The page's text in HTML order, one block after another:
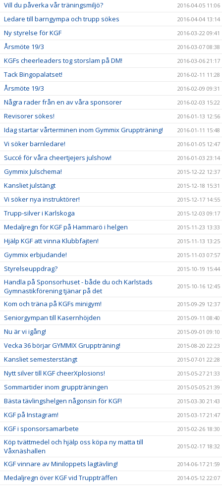
Vill du påverka vår träningsmiljö? 2016-04-05 11:06
Ledare till barngympa och trupp sökes 2016-04-04 13:14
Ny styrelse för KGF 2016-03-22 09:41
Årsmöte 19/3 2016-03-07 08:38
KGFs cheerleaders tog storslam på DM! 2016-03-06 21:17
Tack Bingopalatset! 2016-02-11 11:28
Årsmöte 19/3 2016-02-09 09:31
Några rader från en av våra sponsorer 2016-02-03 15:22
Revisorer sökes! 2016-01-13 12:56
Idag startar vårterminen inom Gymmix Gruppträning! 2016-01-11 15:48
Vi söker barnledare! 2016-01-05 12:47
Succé för våra cheertjejers julshow! 2016-01-03 23:14
Gymmix Julschema! 2015-12-22 12:37
Kansliet julstängt 2015-12-18 15:31
Vi söker nya instruktörer! 2015-12-17 14:55
Trupp-silver i Karlskoga 2015-12-03 09:17
Medaljregn för KGF på Hammarö i helgen 2015-11-23 13:33
Hjälp KGF att vinna Klubbfajten! 2015-11-13 13:25
Gymmix erbjudande! 2015-11-03 07:57
Styrelseuppdrag? 2015-10-19 15:44
Handla på Sponsorhuset - både du och Karlstads
Gymnastikförening tjänar på det
2015-10-16 12:45
Kom och träna på KGFs minigym! 2015-09-29 12:37
Seniorgympan till Kasernhöjden 2015-09-11 08:40
Nu är vi igång! 2015-09-01 09:10
Vecka 36 börjar GYMMIX Gruppträning! 2015-08-20 22:23
Kansliet semesterstängt 2015-07-01 22:28
Nytt silver till KGF cheerXplosions! 2015-05-27 21:33
Sommartider inom gruppträningen 2015-05-05 21:39
Bästa tävlingshelgen någonsin för KGF! 2015-03-30 21:43
KGF på Instagram! 2015-03-17 21:47
KGF i sponsorsamarbete 2015-02-26 18:30
Köp tvättmedel och hjälp oss köpa ny matta till
Våxnäshallen
2015-02-17 18:32
KGF vinnare av Miniloppets lagtävling! 2014-06-17 21:59
Medaljregn över KGF vid Truppträffen 2014-05-12 22:07